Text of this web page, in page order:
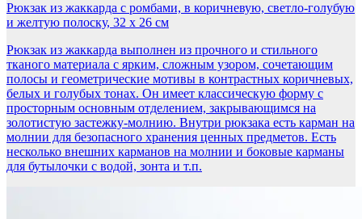
Рюкзак из жаккарда с ромбами, в коричневую, светло-голубую
и желтую полоску, 32 x 26 см
Рюкзак из жаккарда выполнен из прочного и стильного
тканого материала с ярким, сложным узором, сочетающим
полосы и геометрические мотивы в контрастных коричневых,
белых и голубых тонах. Он имеет классическую форму с
просторным основным отделением, закрывающимся на
золотистую застежку-молнию. Внутри рюкзака есть карман на
молнии для безопасного хранения ценных предметов. Есть
несколько внешних карманов на молнии и боковые карманы
для бутылочки с водой, зонта и т.п.